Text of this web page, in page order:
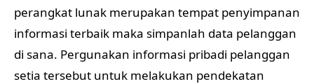
perangkat lunak merupakan tempat penyimpanan
informasi terbaik maka simpanlah data pelanggan
di sana. Pergunakan informasi pribadi pelanggan
setia tersebut untuk melakukan pendekatan